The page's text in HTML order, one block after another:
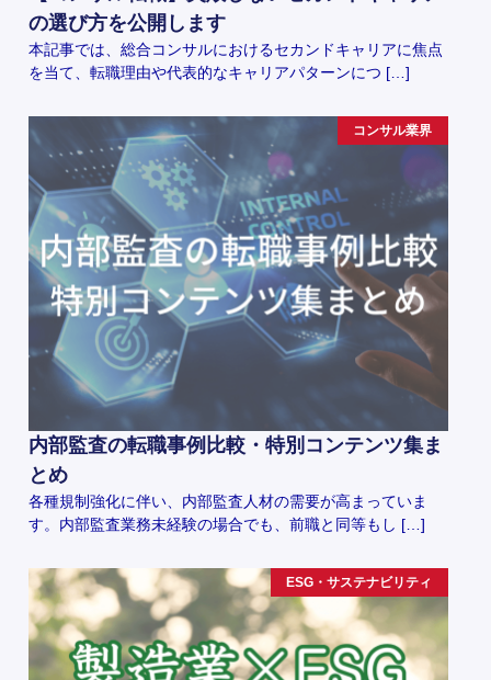
の選び方を公開します
本記事では、総合コンサルにおけるセカンドキャリアに焦点
を当て、転職理由や代表的なキャリアパターンにつ […]
コンサル業界
内部監査の転職事例比較・特別コンテンツ集ま
とめ
各種規制強化に伴い、内部監査人材の需要が高まっていま
す。内部監査業務未経験の場合でも、前職と同等もし […]
ESG・サステナビリティ